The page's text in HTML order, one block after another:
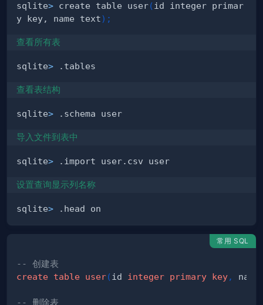
sqlite> create table user( id integer primar
y key, name text) ;
查看所有表
sqlite>
查看表结构
sqlite>
导入文件到表中
sqlite>
设置查询显示列名称
sqlite>
常用 SQL
-- 创建表
create table user( id integer primary key,
-- 删除表